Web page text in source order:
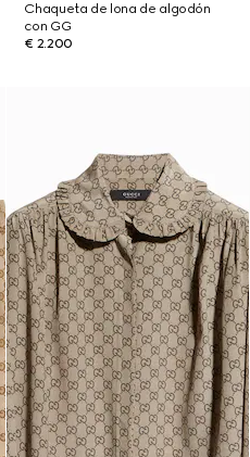
Chaqueta de lona de algodón
con GG
€ 2.200